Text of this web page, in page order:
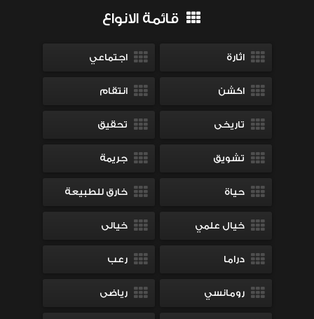
قائمة الانواع
اثارة اجتماعي
اكشن انتقام
تاريخى تحقيق
تشويق جريمة
حياة خارق للطبيعة
خيال علمي خيالى
دراما رعب
رومانسي رياضى